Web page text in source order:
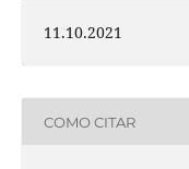
11.10.2021
COMO CITAR